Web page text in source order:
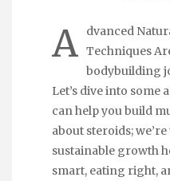
A
dvanced
Techniques
bodybuilding
Let’s dive into some
can help you build
about steroids;
sustainable growth
smart, eating right,